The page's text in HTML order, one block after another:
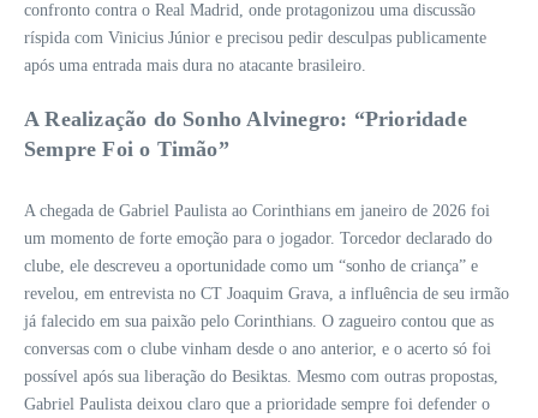
confronto contra o Real Madrid, onde protagonizou uma discussão
ríspida com Vinicius Júnior e precisou pedir desculpas publicamente
após uma entrada mais dura no atacante brasileiro.
A Realização do Sonho Alvinegro: “Prioridade
Sempre Foi o Timão”
A chegada de Gabriel Paulista ao Corinthians em janeiro de 2026 foi
um momento de forte emoção para o jogador. Torcedor declarado do
clube, ele descreveu a oportunidade como um “sonho de criança” e
revelou, em entrevista no CT Joaquim Grava, a influência de seu irmão
já falecido em sua paixão pelo Corinthians. O zagueiro contou que as
conversas com o clube vinham desde o ano anterior, e o acerto só foi
possível após sua liberação do Besiktas. Mesmo com outras propostas,
Gabriel Paulista deixou claro que a prioridade sempre foi defender o